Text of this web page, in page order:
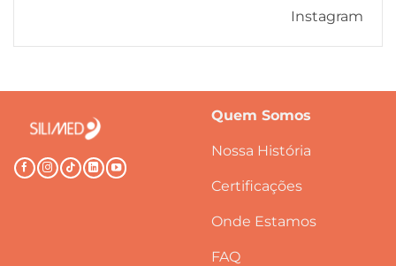
Instagram
Quem Somos
Nossa História
Certificações
Onde Estamos
FAQ